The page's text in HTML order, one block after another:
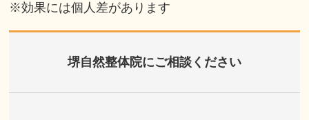
※効果には個人差があります
堺自然整体院にご相談ください